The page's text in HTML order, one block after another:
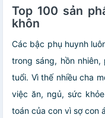
Top 100 sản
khôn
Các bậc phụ huynh
trong sáng, hồn
tuổi. Vì thế nhiều cha
việc ăn, ngủ, sức
toán của con vì sợ con